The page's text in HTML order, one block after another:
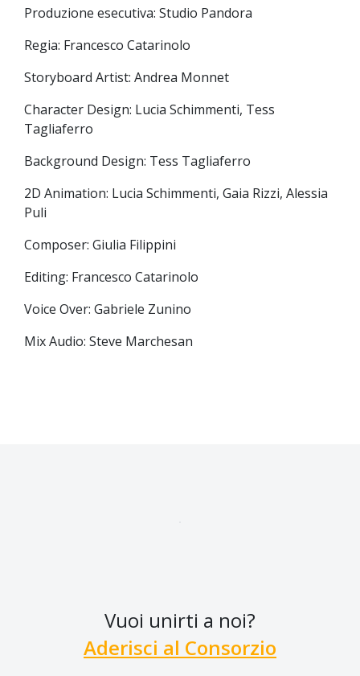
Produzione esecutiva: Studio Pandora
Regia: Francesco Catarinolo
Storyboard Artist: Andrea Monnet
Character Design: Lucia Schimmenti, Tess
Tagliaferro
Background Design: Tess Tagliaferro
2D Animation: Lucia Schimmenti, Gaia Rizzi, Alessia
Puli
Composer: Giulia Filippini
Editing: Francesco Catarinolo
Voice Over: Gabriele Zunino
Mix Audio: Steve Marchesan
Vuoi unirti a noi?
Aderisci al Consorzio